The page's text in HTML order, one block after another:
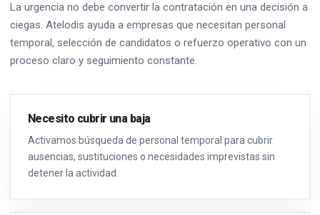
La urgencia no debe convertir la contratación en una decisión a
ciegas. Atelodis ayuda a empresas que necesitan personal
temporal, selección de candidatos o refuerzo operativo con un
proceso claro y seguimiento constante.
Necesito cubrir una baja
Activamos búsqueda de personal temporal para cubrir
ausencias, sustituciones o necesidades imprevistas sin
detener la actividad.